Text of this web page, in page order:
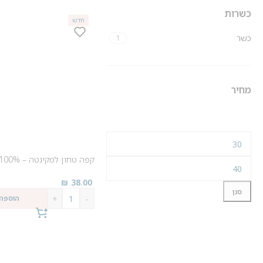
כשרות
כשר 1
מחיר
סנן
חדש
קפה טחון למקינטה – 100% ארביקה Diemme
38.00
₪
-
+